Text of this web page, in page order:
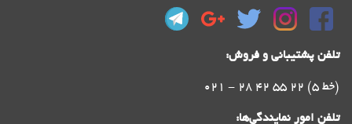
تلفن پشتیبانی و فروش:
021 - 28 42 55 22 (5 خط)
تلفن امور نمایندگی‌ها: